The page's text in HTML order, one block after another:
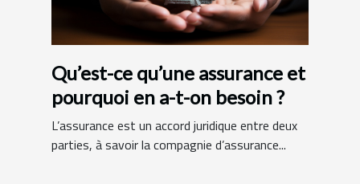
Qu’est-ce qu’une assurance et
pourquoi en a-t-on besoin ?
L’assurance est un accord juridique entre deux
parties, à savoir la compagnie d’assurance...